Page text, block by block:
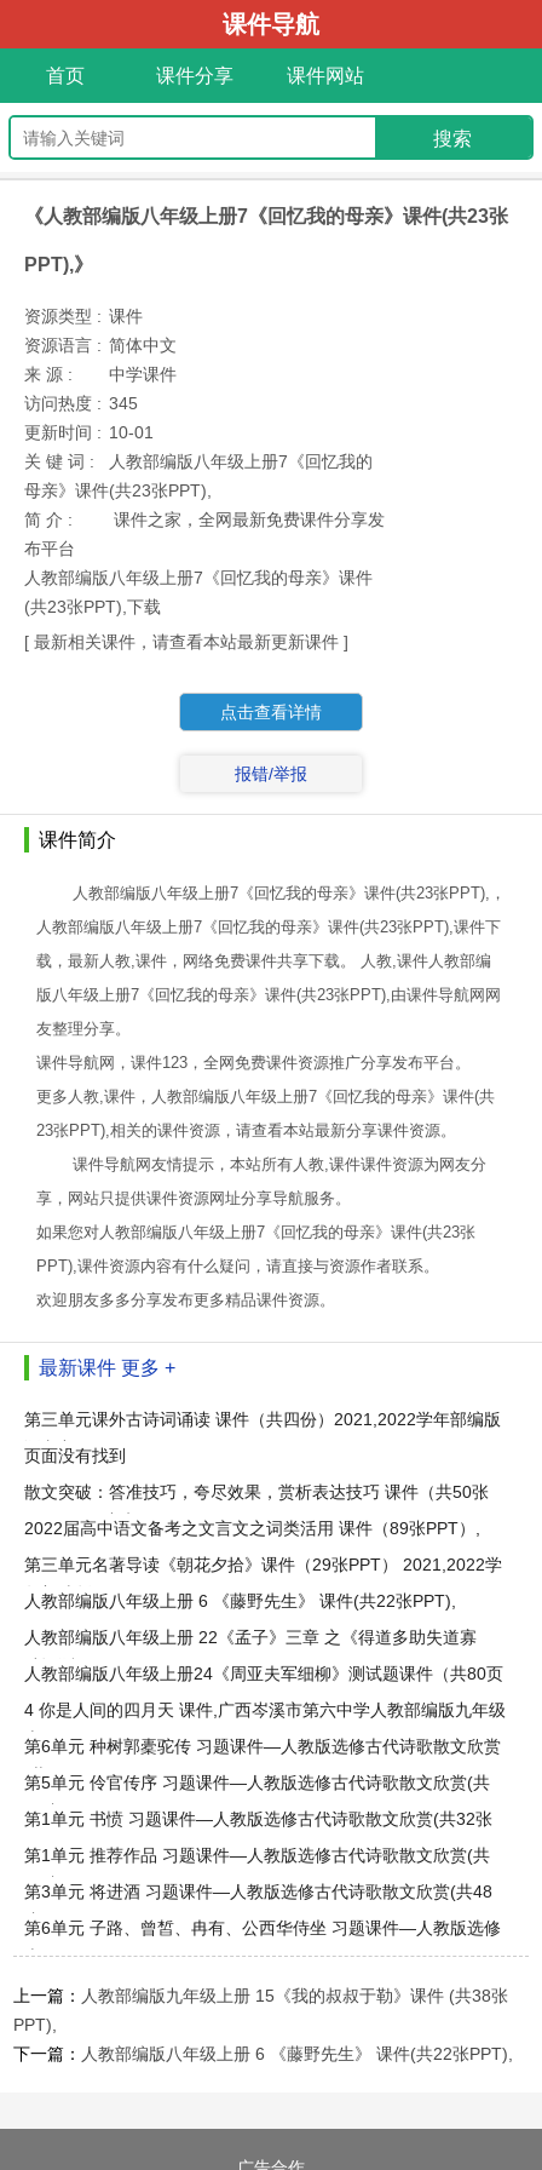
课件导航
首页 课件分享 课件网站
《人教部编版八年级上册7《回忆我的母亲》课件(共23张
PPT),》
资源类型 : 课件
资源语言 : 简体中文
来 源 :
中学课件
访问热度 : 345
更新时间 : 10-01
关 键 词 :
人教部编版八年级上册7《回忆我的
母亲》课件(共23张PPT),
简 介 :
课件之家，全网最新免费课件分享发
布平台
人教部编版八年级上册7《回忆我的母亲》课件
(共23张PPT),下载
[ 最新相关课件，请查看本站最新更新课件 ]
点击查看详情
报错/举报
课件简介
人教部编版八年级上册7《回忆我的母亲》课件(共23张PPT),，
人教部编版八年级上册7《回忆我的母亲》课件(共23张PPT),课件下
载，最新人教,课件，网络免费课件共享下载。 人教,课件人教部编
版八年级上册7《回忆我的母亲》课件(共23张PPT),由课件导航网网
友整理分享。
课件导航网，课件123，全网免费课件资源推广分享发布平台。
更多人教,课件，人教部编版八年级上册7《回忆我的母亲》课件(共
23张PPT),相关的课件资源，请查看本站最新分享课件资源。
课件导航网友情提示，本站所有人教,课件课件资源为网友分
享，网站只提供课件资源网址分享导航服务。
如果您对人教部编版八年级上册7《回忆我的母亲》课件(共23张
PPT),课件资源内容有什么疑问，请直接与资源作者联系。
欢迎朋友多多分享发布更多精品课件资源。
最新课件 更多 +
第三单元课外古诗词诵读 课件（共四份）2021,2022学年部编版
语文九
页面没有找到
散文突破：答准技巧，夸尽效果，赏析表达技巧 课件（共50张
ppt）2021中考
2022届高中语文备考之文言文之词类活用 课件（89张PPT）,
第三单元名著导读《朝花夕拾》课件（29张PPT） 2021,2022学
年部编版
人教部编版八年级上册 6 《藤野先生》 课件(共22张PPT),
人教部编版八年级上册 22《孟子》三章 之《得道多助失道寡
助》测
人教部编版八年级上册24《周亚夫军细柳》测试题课件（共80页
PPT）,
4 你是人间的四月天 课件,广西岑溪市第六中学人教部编版九年级
上
第6单元 种树郭橐驼传 习题课件—人教版选修古代诗歌散文欣赏
(共
第5单元 伶官传序 习题课件—人教版选修古代诗歌散文欣赏(共
43张
第1单元 书愤 习题课件—人教版选修古代诗歌散文欣赏(共32张
PPT)
第1单元 推荐作品 习题课件—人教版选修古代诗歌散文欣赏(共
33张
第3单元 将进酒 习题课件—人教版选修古代诗歌散文欣赏(共48
张PP
第6单元 子路、曾皙、冉有、公西华侍坐 习题课件—人教版选修
古
上一篇： 人教部编版九年级上册 15《我的叔叔于勒》课件 (共38张
PPT),
下一篇： 人教部编版八年级上册 6 《藤野先生》 课件(共22张PPT),